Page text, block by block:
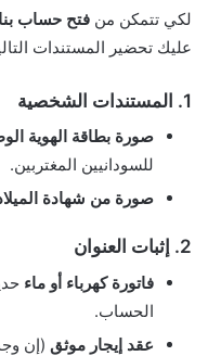
لكي تتمكن من فتح حساب بنك
عليك تحضير المستندات
1. المستندات الشخصية
صورة بطاقة الهوية
للسودانيين المغتربين.
صورة من شهادة
2. إثبات العنوان
فاتورة كهرباء أو ماء
الحساب.
عقد إيجار موثق (إن